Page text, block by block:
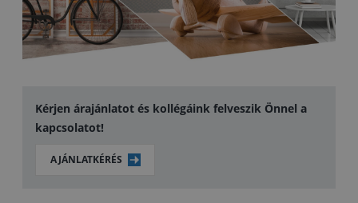
Kérjen árajánlatot és kollégáink felveszik Önnel a
kapcsolatot!
AJÁNLATKÉRÉS